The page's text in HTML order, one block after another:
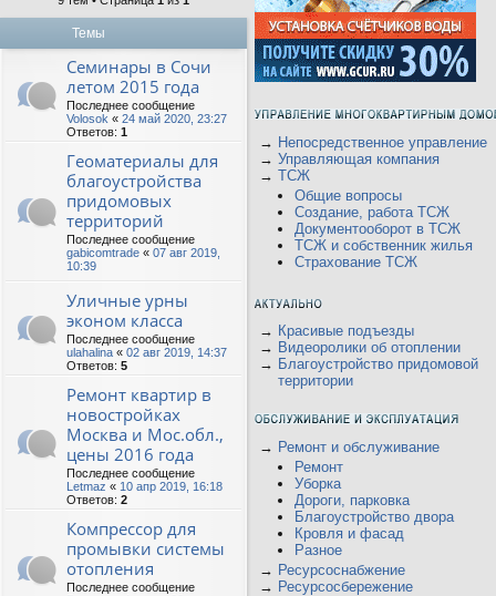
Темы
Семинары в Сочи
летом 2015 года
Последнее сообщение
Volosok « 24 май 2020, 23:27
Ответов: 1
Геоматериалы для
благоустройства
придомовых
территорий
Последнее сообщение
gabicomtrade « 07 авг 2019,
10:39
Уличные урны
эконом класса
Последнее сообщение
ulahalina « 02 авг 2019, 14:37
Ответов: 5
Ремонт квартир в
новостройках
Москва и Мос.обл.,
цены 2016 года
Последнее сообщение
Letmaz « 10 апр 2019, 16:18
Ответов: 2
Компрессор для
промывки системы
отопления
Последнее сообщение
→ Непосредственное управление
→ Управляющая компания
→ ТСЖ
Общие вопросы
Создание, работа ТСЖ
Документооборот в ТСЖ
ТСЖ и собственник жилья
Страхование ТСЖ
→ Красивые подъезды
→ Видеоролики об отоплении
→ Благоустройство придомовой
территории
→ Ремонт и обслуживание
Ремонт
Уборка
Дороги, парковка
Благоустройство двора
Кровля и фасад
Разное
→ Ресурсоснабжение
→ Ресурсосбережение